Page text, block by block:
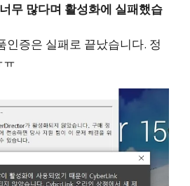
무 많다며 활성화에 실패했습
인증은 실패로 끝났습니다. 정
ㅠ